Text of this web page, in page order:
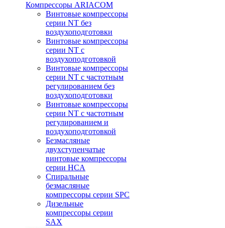
Компрессоры ARIACOM
Винтовые компрессоры
серии NT без
воздухоподготовки
Винтовые компрессоры
серии NT c
воздухоподготовкой
Винтовые компрессоры
серии NT с частотным
регулированием без
воздухоподготовки
Винтовые компрессоры
серии NT с частотным
регулированием и
воздухоподготовкой
Безмасляные
двухступенчатые
винтовые компрессоры
серии HCA
Спиральные
безмасляные
компрессоры серии SPC
Дизельные
компрессоры серии
SAX